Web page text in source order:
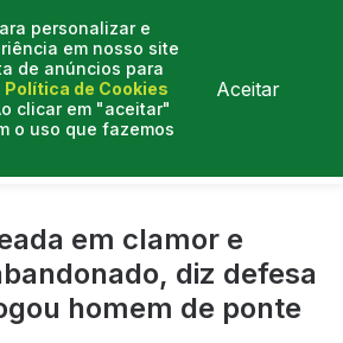
personalizar e
em nosso site
de anúncios para
Política de Cookies
clicar em "aceitar"
o uso que fazemos
Aceitar
em clamor e
diz defesa
homem de ponte